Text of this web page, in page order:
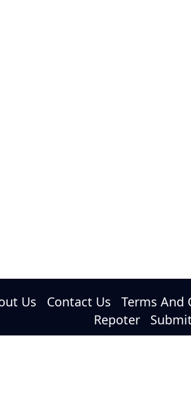
Us Contact Us Terms And
Repoter